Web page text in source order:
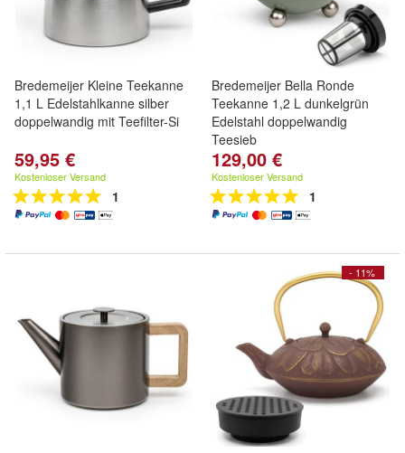
Bredemeijer Kleine Teekanne
1,1 L Edelstahlkanne silber
doppelwandig mit Teefilter-Si
59,95 €
Kostenloser Versand
1
Bredemeijer Bella Ronde
Teekanne 1,2 L dunkelgrün
Edelstahl doppelwandig
Teesieb
129,00 €
Kostenloser Versand
1
- 11%